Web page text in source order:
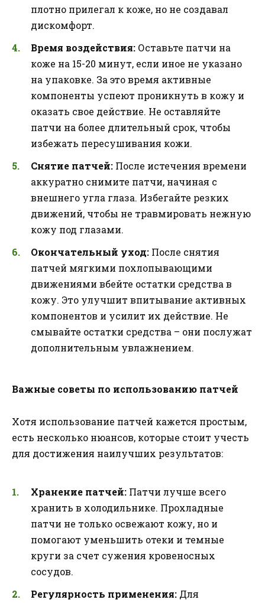
плотно прилегал к коже, но не создавал
дискомфорт.
Время воздействия: Оставьте патчи на
коже на 15-20 минут, если иное не указано
на упаковке. За это время активные
компоненты успеют проникнуть в кожу и
оказать свое действие. Не оставляйте
патчи на более длительный срок, чтобы
избежать пересушивания кожи.
Снятие патчей: После истечения времени
аккуратно снимите патчи, начиная с
внешнего угла глаза. Избегайте резких
движений, чтобы не травмировать нежную
кожу под глазами.
Окончательный уход: После снятия
патчей мягкими похлопывающими
движениями вбейте остатки средства в
кожу. Это улучшит впитывание активных
компонентов и усилит их действие. Не
смывайте остатки средства – они послужат
дополнительным увлажнением.
Важные советы по использованию патчей
Хотя использование патчей кажется простым,
есть несколько нюансов, которые стоит учесть
для достижения наилучших результатов:
Хранение патчей: Патчи лучше всего
хранить в холодильнике. Прохладные
патчи не только освежают кожу, но и
помогают уменьшить отеки и темные
круги за счет сужения кровеносных
сосудов.
Регулярность применения: Для